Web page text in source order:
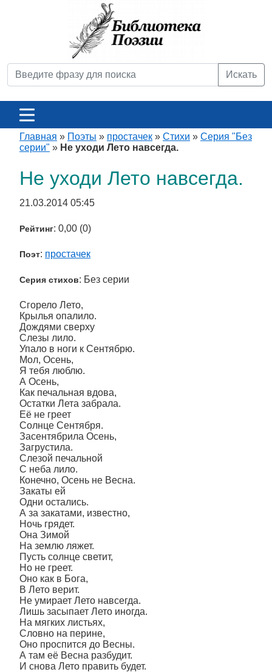
Искать
Главная » Поэты » простачек » Стихи » Серия "Без
серии" » Не уходи Лето навсегда.
Не уходи Лето навсегда.
21.03.2014 05:45
Рейтинг: 0,00 (0)
Поэт: простачек
Серия стихов: Без серии
Сгорело Лето,
Крылья опалило.
Дождями сверху
Слезы лило.
Упало в ноги к Сентябрю.
Мол, Осень,
Я тебя люблю.
А Осень,
Как печальная вдова,
Остатки Лета забрала.
Её не греет
Солнце Сентября.
Засентябрила Осень,
Загрустила.
Слезой печальной
С неба лило.
Конечно, Осень не Весна.
Закаты ей
Одни остались.
А за закатами, известно,
Ночь грядет.
Она Зимой
На землю ляжет.
Пусть солнце светит,
Но не греет.
Оно как в Бога,
В Лето верит.
Не умирает Лето навсегда.
Лишь засыпает Лето иногда.
На мягких листьях,
Словно на перине,
Оно проспится до Весны.
А там её Весна разбудит.
И снова Лето править будет.